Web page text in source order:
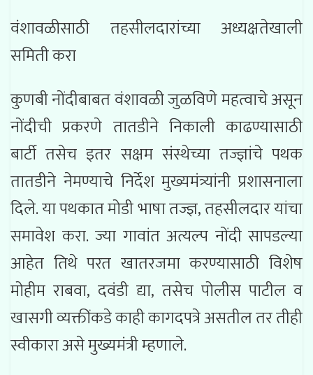
वंशावळीसाठी तहसीलदारांच्या अध्यक्षतेखाली
समिती करा
कुणबी नोंदीबाबत वंशावळी जुळविणे महत्वाचे असून
नोंदीची प्रकरणे तातडीने निकाली काढण्यासाठी
बार्टी तसेच इतर सक्षम संस्थेच्या तज्ज्ञांचे पथक
तातडीने नेमण्याचे निर्देश मुख्यमंत्र्यांनी प्रशासनाला
दिले. या पथकात मोडी भाषा तज्ज्ञ, तहसीलदार यांचा
समावेश करा. ज्या गावांत अत्यल्प नोंदी सापडल्या
आहेत तिथे परत खातरजमा करण्यासाठी विशेष
मोहीम राबवा, दवंडी द्या, तसेच पोलीस पाटील व
खासगी व्यक्तींकडे काही कागदपत्रे असतील तर तीही
स्वीकारा असे मुख्यमंत्री म्हणाले.